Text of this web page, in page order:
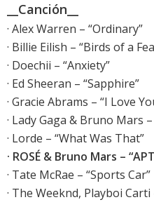
__Canción__
· Alex Warren – “Ordinary”
· Billie Eilish – “Birds of a
· Doechii – “Anxiety”
· Ed Sheeran – “Sapphire”
· Gracie Abrams – “I Love
· Lady Gaga & Bruno Mars
· Lorde – “What Was That”
· ROSÉ & Bruno Mars –
· Tate McRae – “Sports Car”
· The Weeknd, Playboi Carti